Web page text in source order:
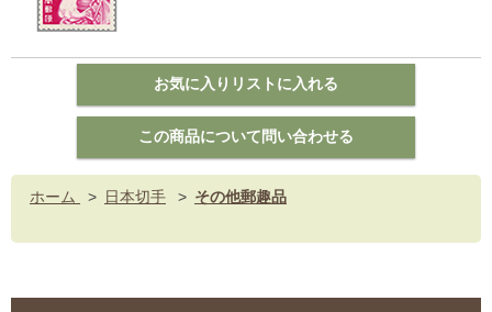
ホーム > 日本切手 > その他郵趣品